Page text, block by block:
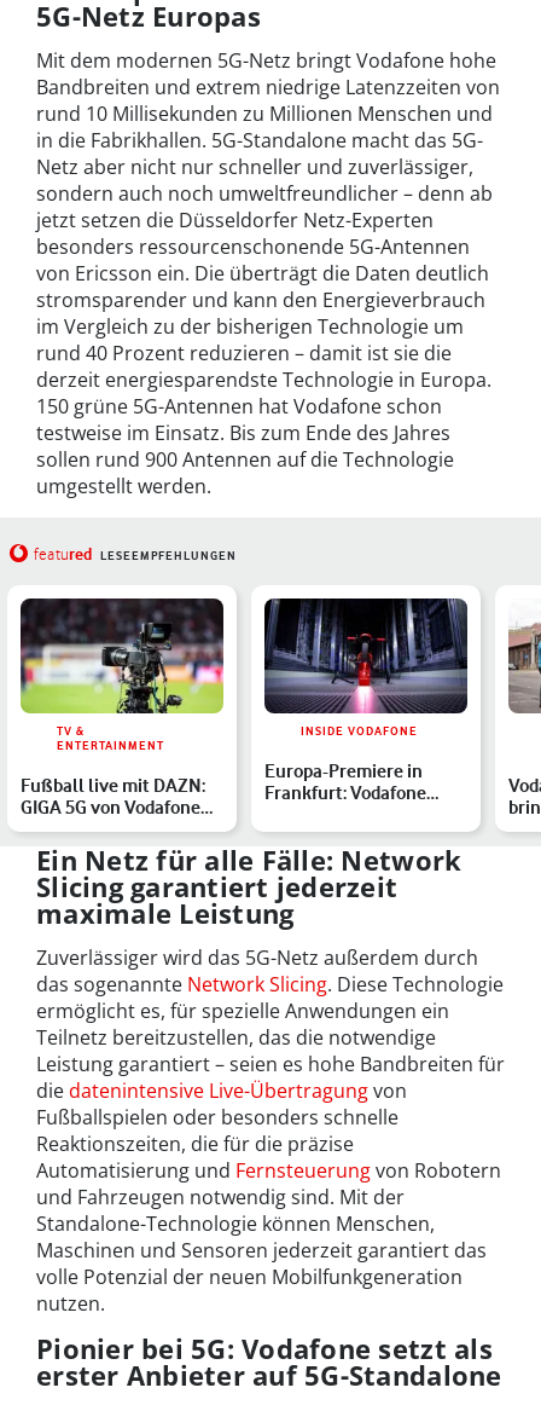
5G-Netz Europas
Mit dem modernen 5G-Netz bringt Vodafone hohe
Bandbreiten und extrem niedrige Latenzzeiten von
rund 10 Millisekunden zu Millionen Menschen und
in die Fabrikhallen. 5G-Standalone macht das 5G-
Netz aber nicht nur schneller und zuverlässiger,
sondern auch noch umweltfreundlicher – denn ab
jetzt setzen die Düsseldorfer Netz-Experten
besonders ressourcenschonende 5G-Antennen
von Ericsson ein. Die überträgt die Daten deutlich
stromsparender und kann den Energieverbrauch
im Vergleich zu der bisherigen Technologie um
rund 40 Prozent reduzieren – damit ist sie die
derzeit energiesparendste Technologie in Europa.
150 grüne 5G-Antennen hat Vodafone schon
testweise im Einsatz. Bis zum Ende des Jahres
sollen rund 900 Antennen auf die Technologie
umgestellt werden.
featured LESEEMPFEHLUNGEN
TV &
ENTERTAINMENT
Fußball live mit DAZN:
GIGA 5G von Vodafone
gibt Anpfiff für die …
INSIDE VODAFONE
Europa-Premiere in
Frankfurt: Vodafone
für …
Ein Netz für alle Fälle: Network
Slicing garantiert jederzeit
maximale Leistung
Zuverlässiger wird das 5G-Netz außerdem durch
das sogenannte Network Slicing. Diese Technologie
ermöglicht es, für spezielle Anwendungen ein
Teilnetz bereitzustellen, das die notwendige
Leistung garantiert – seien es hohe Bandbreiten für
diedatenintensive Live-Übertragungvon
Fußballspielen oder besonders schnelle
Reaktionszeiten, die für die präzise
Automatisierung und Fernsteuerungvon Robotern
und Fahrzeugen notwendig sind. Mit der
Standalone-Technologie können Menschen,
Maschinen und Sensoren jederzeit garantiert das
volle Potenzial der neuen Mobilfunkgeneration
nutzen.
Pionier bei 5G: Vodafone setzt als
erster Anbieter auf 5G-Standalone